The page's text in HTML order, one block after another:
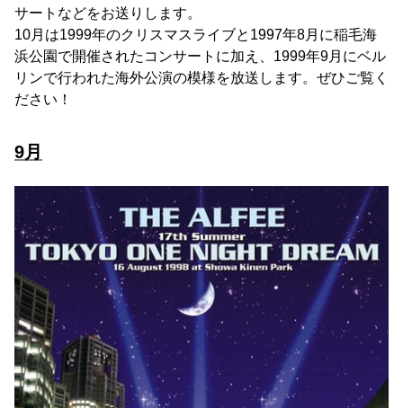
サートなどをお送りします。
10月は1999年のクリスマスライブと1997年8月に稲毛海
浜公園で開催されたコンサートに加え、1999年9月にベル
リンで行われた海外公演の模様を放送します。ぜひご覧く
ださい！
9月